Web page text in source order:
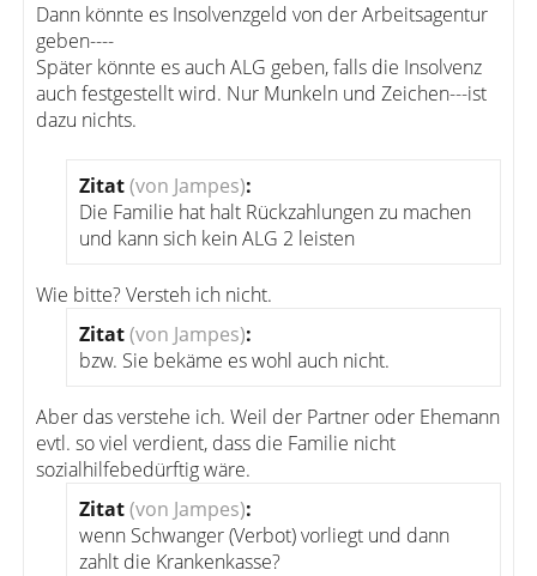
Dann könnte es Insolvenzgeld von der Arbeitsagentur
geben----
Später könnte es auch ALG geben, falls die Insolvenz
auch festgestellt wird. Nur Munkeln und Zeichen---ist
dazu nichts.
Zitat(von Jampes):
Die Familie hat halt Rückzahlungen zu machen
und kann sich kein ALG 2 leisten
Wie bitte? Versteh ich nicht.
Zitat(von Jampes):
bzw. Sie bekäme es wohl auch nicht.
Aber das verstehe ich. Weil der Partner oder Ehemann
evtl. so viel verdient, dass die Familie nicht
sozialhilfebedürftig wäre.
Zitat(von Jampes):
wenn Schwanger (Verbot) vorliegt und dann
zahlt die Krankenkasse?